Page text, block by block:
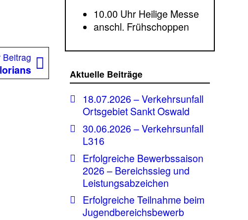
Beitrag Nächster
Beitrag:
10.00 Uhr Heilige Messe
anschl. Frühschoppen
Aktuelle Beiträge
18.07.2026 – Verkehrsunfall
Ortsgebiet Sankt Oswald
30.06.2026 – Verkehrsunfall
L316
Erfolgreiche Bewerbssaison
2026 – Bereichssieg und
Leistungsabzeichen
Erfolgreiche Teilnahme beim
Jugendbereichsbewerb